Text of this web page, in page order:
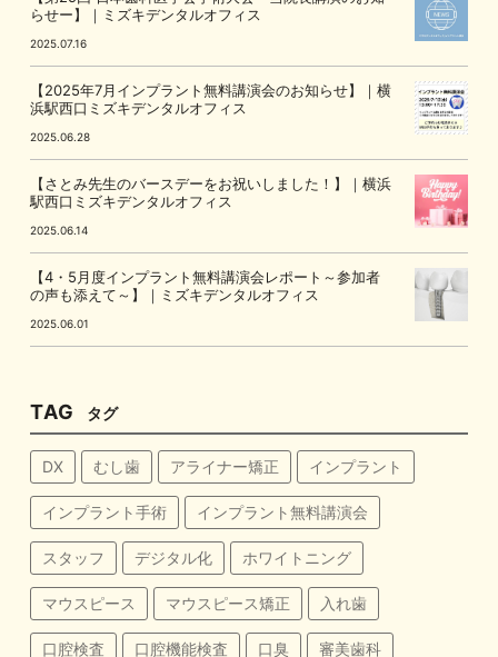
らせー】｜ミズキデンタルオフィス
2025.07.16
【2025年7月インプラント無料講演会のお知らせ】｜横
浜駅西口ミズキデンタルオフィス
2025.06.28
【さとみ先生のバースデーをお祝いしました！】｜横浜
駅西口ミズキデンタルオフィス
2025.06.14
【4・5月度インプラント無料講演会レポート～参加者
の声も添えて～】｜ミズキデンタルオフィス
2025.06.01
TAG タグ
DX むし歯 アライナー矯正 インプラント
インプラント手術 インプラント無料講演会
スタッフ デジタル化 ホワイトニング
マウスピース マウスピース矯正 入れ歯
口腔検査 口腔機能検査 口臭 審美歯科